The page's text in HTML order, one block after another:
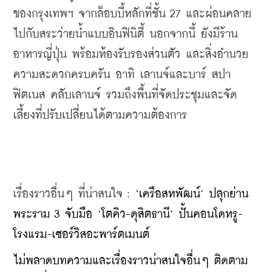
ของกรุงเทพฯ จากล็อบบี้หลักที่ชั้น 27 และผ่อนคลาย
ไปกับสระว่ายน้ำแบบอินฟินิตี้ นอกจากนี้ ยังมีร้าน
อาหารญี่ปุ่น พร้อมห้องรับรองส่วนตัว และสิ่งอำนวย
ความสะดวกครบครัน อาทิ เลานจ์และบาร์ สปา
ฟิตเนส คลับเลานจ์ รวมถึงพื้นที่จัดประชุมและจัด
เลี้ยงที่ปรับเปลี่ยนได้ตามความต้องการ
เรื่องราวอื่นๆ ที่น่าสนใจ : ‘เครือสหพัฒน์’ ปลุกย่าน
พระราม 3 จับมือ ‘โตคิว-ดุสิตธานี’ ปั้นคอนโดหรู-
โรงแรม-เซอร์วิสอะพาร์ตเมนต์
ไม่พลาดบทความและเรื่องราวน่าสนใจอื่นๆ ติดตาม